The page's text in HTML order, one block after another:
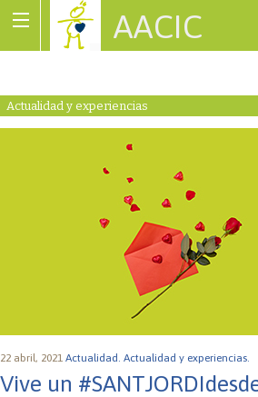
AACIC
Actualidad y experiencias
22 abril, 2021 Actualidad. Actualidad y experiencias.
Vive un